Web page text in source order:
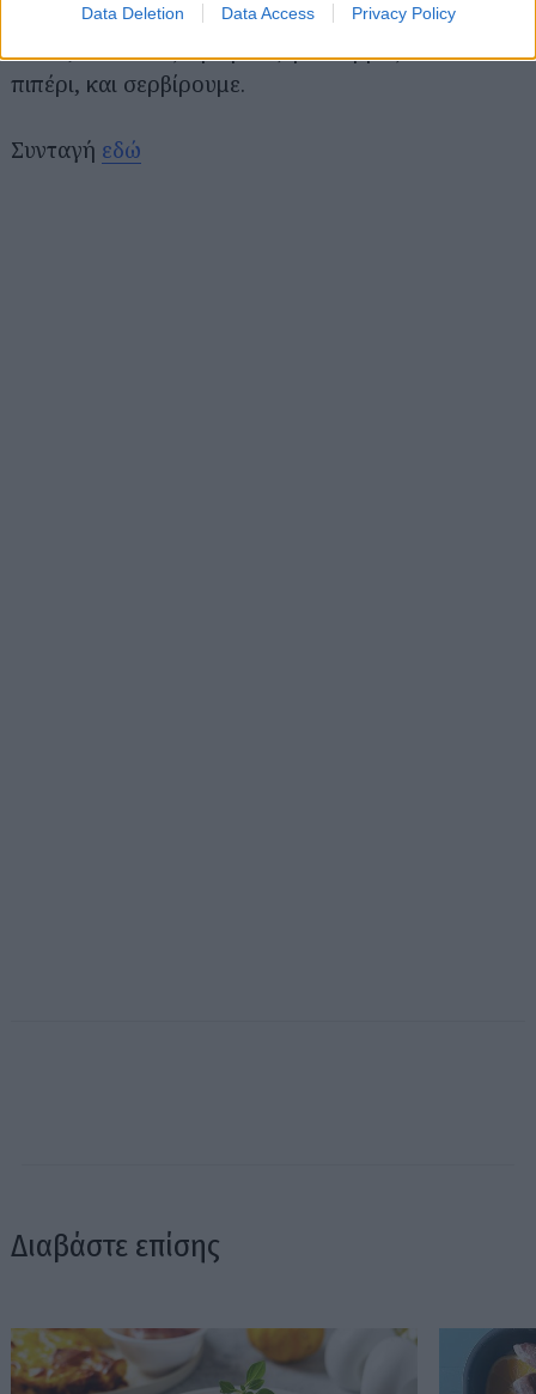
Data Deletion Data Access Privacy Policy
την ξύλινη κουτάλα. Μοιράζουμε το φαγητό σε
πιπέρι, και σερβίρουμε.
Συνταγή εδώ
Διαβάστε επίσης